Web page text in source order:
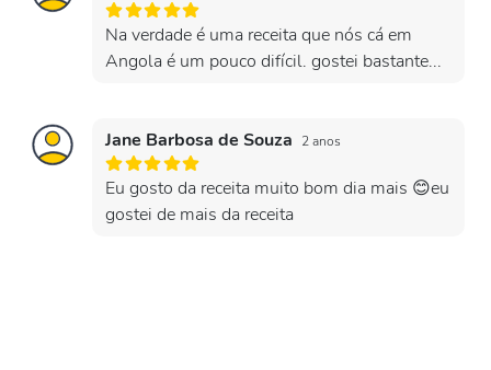
Na verdade é uma receita que nós cá em
Angola é um pouco difícil. gostei bastante...
Jane Barbosa de Souza 2 anos
Eu gosto da receita muito bom dia mais 😊eu
gostei de mais da receita